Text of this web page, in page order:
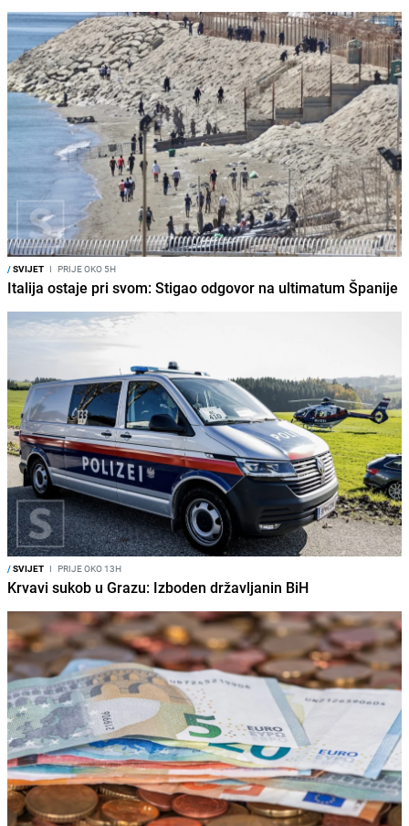
/SVIJET I PRIJE OKO 5H
Italija ostaje pri svom: Stigao odgovor na ultimatum Španije
/SVIJET I PRIJE OKO 13H
Krvavi sukob u Grazu: Izboden državljanin BiH